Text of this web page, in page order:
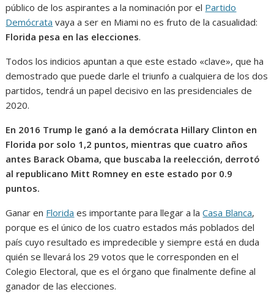
público de los aspirantes a la nominación por el Partido
Demócrata vaya a ser en Miami no es fruto de la casualidad:
Florida pesa en las elecciones.
Todos los indicios apuntan a que este estado «clave», que ha
demostrado que puede darle el triunfo a cualquiera de los dos
partidos, tendrá un papel decisivo en las presidenciales de
2020.
En 2016 Trump le ganó a la demócrata Hillary Clinton en
Florida por solo 1,2 puntos, mientras que cuatro años
antes Barack Obama, que buscaba la reelección, derrotó
al republicano Mitt Romney en este estado por 0.9
puntos.
Ganar en Florida es importante para llegar a laCasa Blanca,
porque es el único de los cuatro estados más poblados del
país cuyo resultado es impredecible y siempre está en duda
quién se llevará los 29 votos que le corresponden en el
Colegio Electoral, que es el órgano que finalmente define al
ganador de las elecciones.